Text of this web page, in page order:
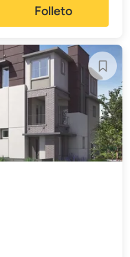
Folleto